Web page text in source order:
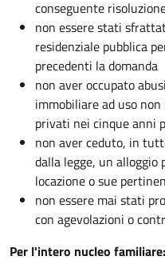
conseguente
non essere stati
residenziale pubblica
precedenti la domanda
non aver occupato
immobiliare ad uso
privati nei cinque anni
non aver ceduto, in
dalla legge, un alloggio
locazione o sue
non essere mai stati
con agevolazioni o
Per l'intero nucleo familiare: